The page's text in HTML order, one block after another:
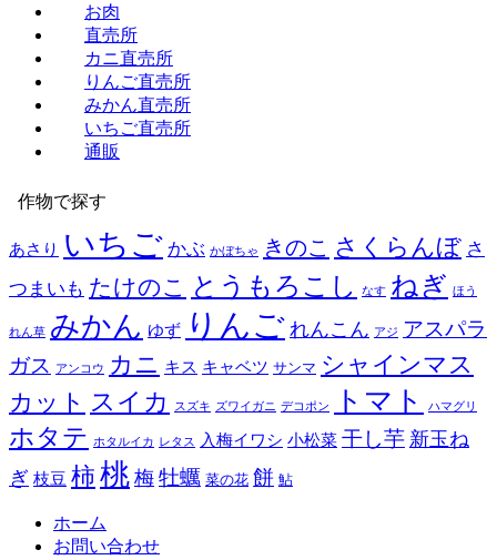
お肉
直売所
カニ直売所
りんご直売所
みかん直売所
いちご直売所
通販
作物で探す
あさり いちご かぶ かぼちゃ きのこ さくらんぼ さ
つまいも たけのこ とうもろこし なす ねぎ ほう
れん草 みかん ゆず りんご れんこん アジ アスパラ
ガス
アンコウ カニ キス キャベツ サンマ シャインマス
カット スイカ スズキ ズワイガニ デコポン トマト ハマグリ
ホタテ ホタルイカ レタス 入梅イワシ 小松菜 干し芋 新玉ね
ぎ 枝豆 柿 桃 梅 牡蠣 菜の花 餅 鮎
ホーム
お問い合わせ